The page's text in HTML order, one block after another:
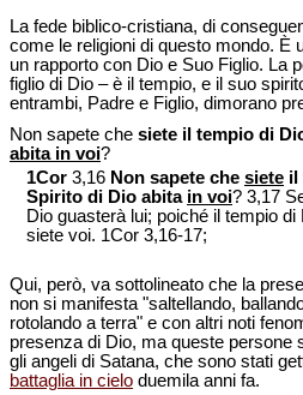
La fede biblico-cristiana, di
come le religioni di questo mondo. È
un rapporto con Dio e Suo Figlio. La
figlio di Dio – è il tempio, e il suo
entrambi, Padre e Figlio, dimorano
Non sapete che siete il tempio di
abita in voi?
1Cor 3,16 Non sapete che siete il
Spirito di Dio abita in voi? 3,17
Dio guasterà lui; poiché il tempio
siete voi. 1Cor 3,16-17;
Qui, però, va sottolineato che la
non si manifesta "saltellando,
rotolando a terra" e con altri noti
presenza di Dio, ma queste persone
gli angeli di Satana, che sono stati
battaglia in cielo duemila anni fa.